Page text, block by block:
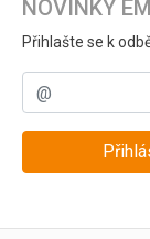
NOVINKY
Přihlašte se k